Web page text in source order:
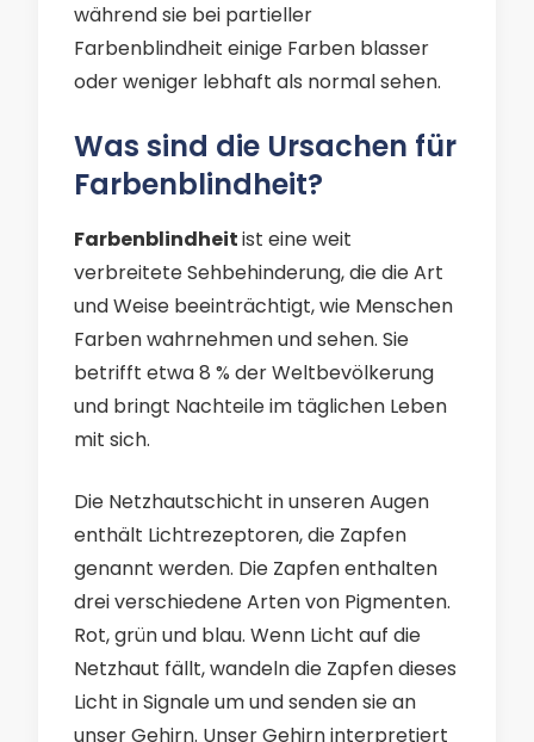
während sie bei partieller
Farbenblindheit einige Farben blasser
oder weniger lebhaft als normal sehen.
Was sind die Ursachen für
Farbenblindheit?
Farbenblindheitist eine weit
verbreitete Sehbehinderung, die die Art
und Weise beeinträchtigt, wie Menschen
Farben wahrnehmen und sehen. Sie
betrifft etwa 8 % der Weltbevölkerung
und bringt Nachteile im täglichen Leben
mit sich.
Die Netzhautschicht in unseren Augen
enthält Lichtrezeptoren, die Zapfen
genannt werden. Die Zapfen enthalten
drei verschiedene Arten von Pigmenten.
Rot, grün und blau. Wenn Licht auf die
Netzhaut fällt, wandeln die Zapfen dieses
Licht in Signale um und senden sie an
unser Gehirn. Unser Gehirn interpretiert